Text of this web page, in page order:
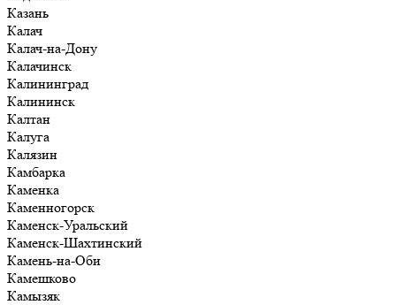
Казань
Калач
Калач-на-Дону
Калачинск
Калининград
Калининск
Калтан
Калуга
Калязин
Камбарка
Каменка
Каменногорск
Каменск-Уральский
Каменск-Шахтинский
Камень-на-Оби
Камешково
Камызяк